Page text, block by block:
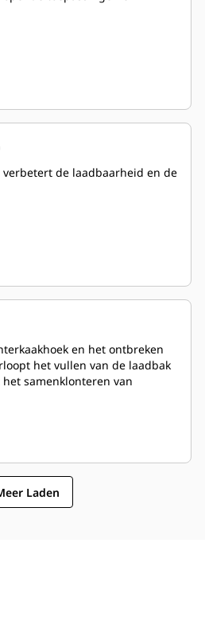
de laadbaarheid en de
en het ontbreken
het vullen van de laadbak
samenklonteren van
Laden